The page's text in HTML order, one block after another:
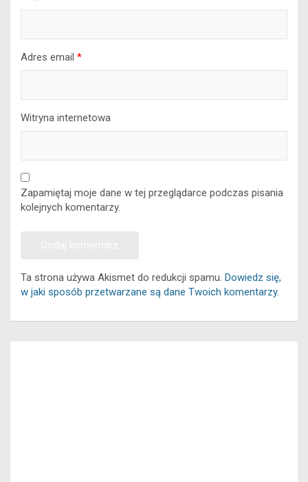
Adres email *
Witryna internetowa
Zapamiętaj moje dane w tej przeglądarce podczas pisania
kolejnych komentarzy.
Ta strona używa Akismet do redukcji spamu. Dowiedz się,
w jaki sposób przetwarzane są dane Twoich komentarzy.